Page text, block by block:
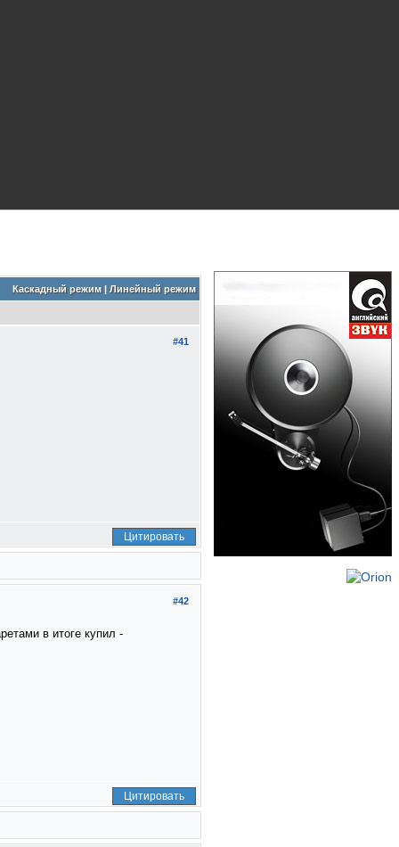
Каскадный режим| Линейный режим
#41
Цитировать
#42
в итоге купил -
Цитировать